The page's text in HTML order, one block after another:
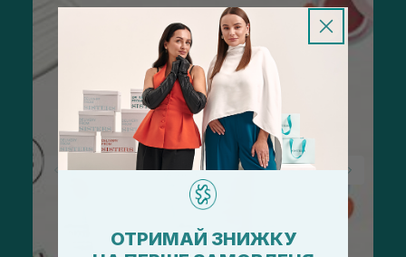
ОТРИМАЙ ЗНИЖКУ